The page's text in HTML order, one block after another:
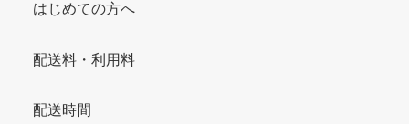
はじめての方へ
配送料・利用料
配送時間